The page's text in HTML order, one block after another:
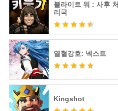
블라이트 워 : 사후 처
리국
열혈강호: 넥스트
Kingshot